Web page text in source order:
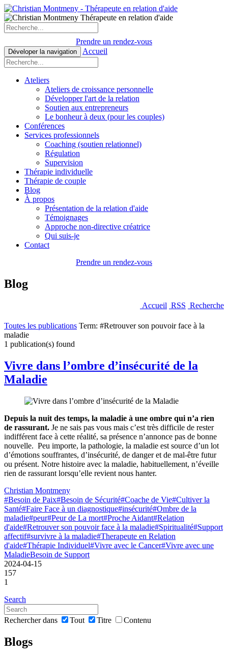
Prendre un rendez-vous
Déveloper la navigation Accueil
Ateliers
Ateliers de croissance personnelle
Développer l'art de la relation
Soutien aux entrepreneurs
Le bonheur à deux (pour les couples)
Conférences
Services professionnels
Coaching (soutien relationnel)
Régulation
Supervision
Thérapie individuelle
Thérapie de couple
Blog
À propos
Présentation de la relation d'aide
Témoignages
Approche non-directive créatrice
Qui suis-je
Contact
Prendre un rendez-vous
Blog
Accueil RSS Recherche
Toutes les publications Term: #Retrouver son pouvoir face à la
maladie
1 publication(s) found
Vivre dans l’ombre d’insécurité de la
Maladie
Depuis la nuit des temps, la maladie à une ombre qui n’a rien
de rassurant. Je ne sais pas vous mais c’est très difficile de rester
indifférent face à cette réalité, sa présence n’annonce pas de bonne
nouvelle. Peu importe, la pathologie, la maladie est source d’un lot
d’émotions souffrantes, d’insécurité, de danger et de mal-être futur
ou présent. Notre histoire avec la maladie, habituellement, n’éveille
rien de rassurant lorsqu’elle revient nous hanter.
Christian Montmeny
#Besoin de Paix#Besoin de Sécurité#Coache de Vie#Cultiver la
Santé#Faire Face à un diagnostique#insécurité#Ombre de la
maladie#peur#Peur de La mort#Proche Aidant#Relation
d'aide#Retrouver son pouvoir face à la maladie#Spiritualité#Support
affectif#survivre à la maladie#Therapeute en Relation
d'aide#Thérapie Individuel#Vivre avec le Cancer#Vivre avec une
MaladieBesoin de Support
2024-04-15
157
1
Search
Rechercher dans Tout Titre Contenu
Blogs